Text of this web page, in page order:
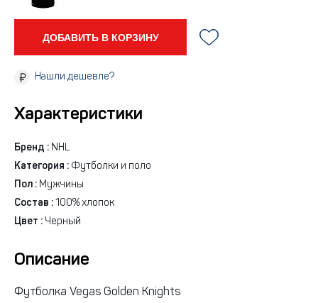
ДОБАВИТЬ В КОРЗИНУ
Нашли дешевле?
Характеристики
Бренд : NHL
Категория : Футболки и поло
Пол : Мужчины
Состав : 100% хлопок
Цвет : Черный
Описание
Футболка Vegas Golden Knights